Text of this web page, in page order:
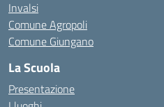
Invalsi
Comune Agropoli
Comune Giungano
La Scuola
Presentazione